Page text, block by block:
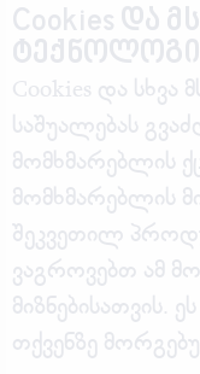
Cookies და
Cookies და სხვა
საშუალებას
მომხმარებლის
მომხმარებლის
შეკვეთილ
ვაგროვებთ ამ
მიზნებისათვის.
თქვენზე